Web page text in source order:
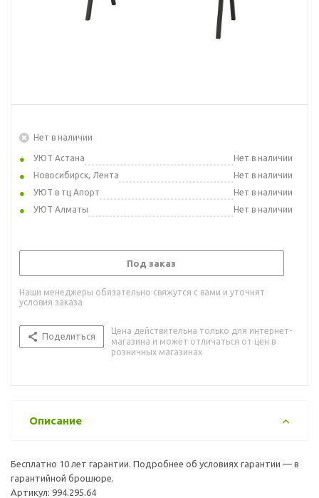
Нет в наличии
УЮТ Астана
Нет в наличии
Новосибирск, Лента
Нет в наличии
УЮТ в тц Апорт
Нет в наличии
УЮТ Алматы
Нет в наличии
Под заказ
Наши менеджеры обязательно свяжутся с вами и уточнят
условия заказа
Поделиться
Цена действительна только для интернет-
магазина и может отличаться от цен в
розничных магазинах
Описание
Бесплатно 10 лет гарантии. Подробнее об условиях гарантии — в
гарантийной брошюре.
Артикул: 994.295.64